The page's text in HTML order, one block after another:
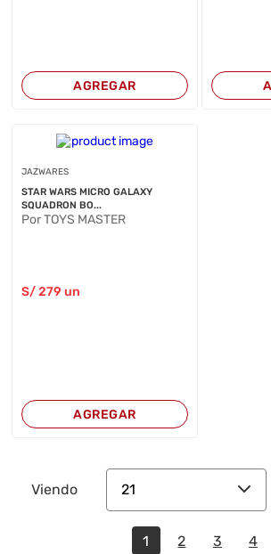
AGREGAR
JAZWARES
STAR WARS MICRO GALAXY
SQUADRON BO...
Por TOYS MASTER
S/279 un
AGREGAR
Viendo 21
1 2 3 4